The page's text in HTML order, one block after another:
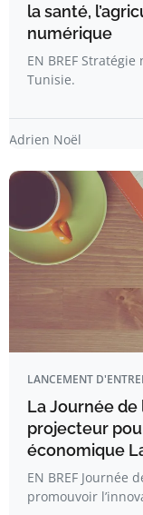
la santé,
numérique
EN BREF
Tunisie.
Adrien Noël
LANCEMENT
La Journée de
projecteur
économique
EN BREF Journée
promouvoir